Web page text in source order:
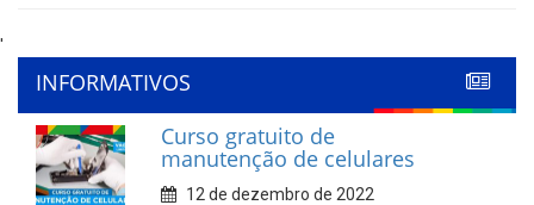
'
INFORMATIVOS
Curso gratuito de
manutenção de celulares
12 de dezembro de 2022